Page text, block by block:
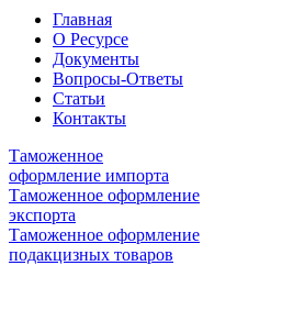
Главная
О Ресурсе
Документы
Вопросы-Ответы
Статьи
Контакты
Таможенное
оформление импорта
Таможенное оформление
экспорта
Таможенное оформление
подакцизных товаров